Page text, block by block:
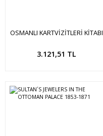
OSMANLI KARTVİZİTLERİ KİTABI
220 ADET YENİ BASIM OSMANLI
3.121,51 TL
Sepete Ekle